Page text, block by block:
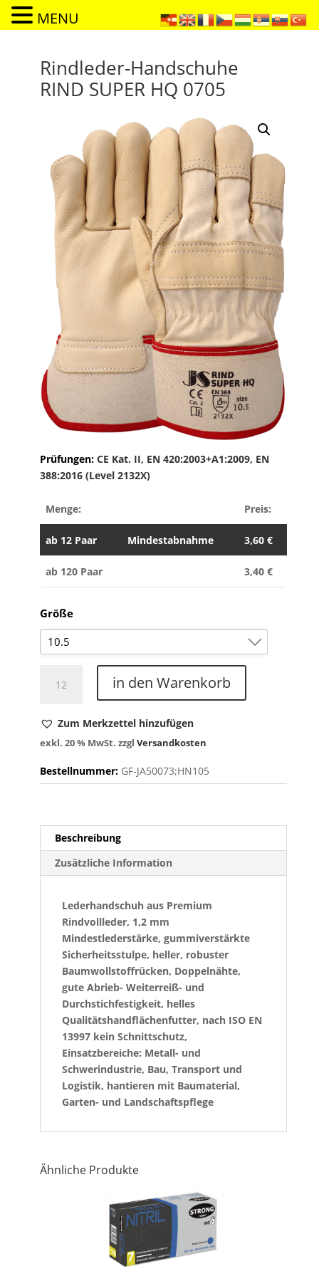
Rindleder-Handschuhe
RIND SUPER HQ 0705
Prüfungen:CE Kat. II, EN 420:2003+A1:2009, EN
388:2016 (Level 2132X)
Menge: Preis:
ab12 Paar Mindestabnahme 3,60 €
ab 120 Paar 3,40 €
Größe
10.5
SUPER
0705
Menge
in den Warenkorb
Zum Merkzettel hinzufügen
exkl. 20 % MwSt. zzgl Versandkosten
Bestellnummer: GF-JA50073;HN105
Beschreibung
Zusätzliche Information
Lederhandschuh aus Premium
Rindvollleder, 1,2 mm
Mindestlederstärke, gummiverstärkte
Sicherheitsstulpe, heller, robuster
Baumwollstoffrücken, Doppelnähte,
gute Abrieb- Weiterreiß- und
Durchstichfestigkeit, helles
Qualitätshandflächenfutter, nach ISO EN
13997 kein Schnittschutz,
Einsatzbereiche: Metall- und
Schwerindustrie, Bau, Transport und
Logistik, hantieren mit Baumaterial,
Garten- und Landschaftspflege
Ähnliche Produkte
MENU